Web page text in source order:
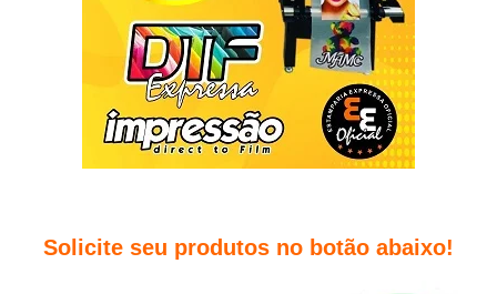
Solicite seu produtos no botão abaixo!